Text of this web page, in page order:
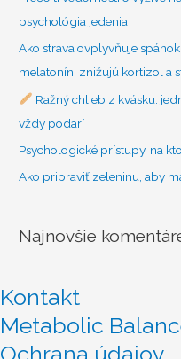
:psychológia jedenia
Ako strava ovplyvňuje
melatonín, znižujú kortizol a
Ražný chlieb z kvásku:
vždy podarí
Psychologické prístupy, na
Ako pripraviť zeleninu, aby
Najnovšie
Kontakt
Metabolic